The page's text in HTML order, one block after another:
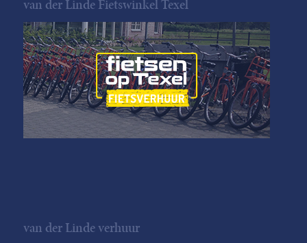
van der Linde Fietswinkel Texel
van der Linde verhuur